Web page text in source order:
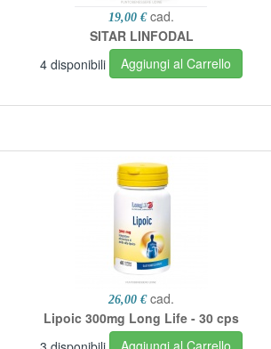
19,00 € cad.
SITAR LINFODAL
4 disponibili
Aggiungi al Carrello
26,00 € cad.
Lipoic 300mg Long Life - 30 cps
Aggiungi al Carrello